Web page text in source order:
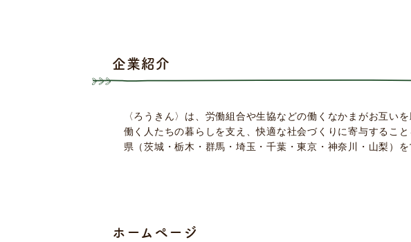
企業紹介
〈ろうきん〉は、労働組合や生協などの働くなかまがお互い
働く人たちの暮らしを支え、快適な社会づくりに寄与するこ
県（茨城・栃木・群馬・埼玉・千葉・東京・神奈川・山梨）を
ホームページ